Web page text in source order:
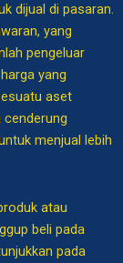
dijual di pasaran.
yang
pengeluar
yang
aset
cenderung
menjual lebih
atau
beli pada
pada